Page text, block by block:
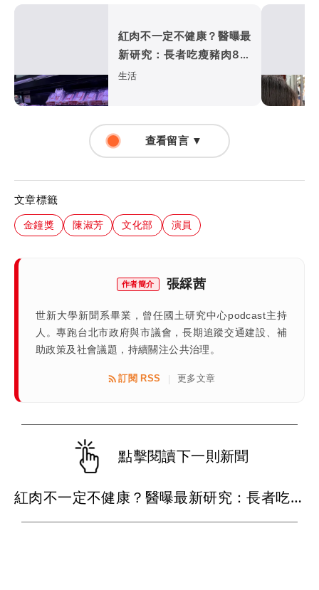
紅肉不一定不健康？醫曝最
新研究：長者吃瘦豬肉8週
膽固醇反而下降
生活
查看留言 ▼
文章標籤
金鐘獎 陳淑芳 文化部 演員
作者簡介 張綵茜
世新大學新聞系畢業，曾任國土研究中心podcast主持
人。專跑台北市政府與市議會，長期追蹤交通建設、補
助政策及社會議題，持續關注公共治理。
訂閱 RSS | 更多文章
點擊閱讀下一則新聞
紅肉不一定不健康？醫曝最新研究：長者吃瘦豬肉8週膽固醇反而下降